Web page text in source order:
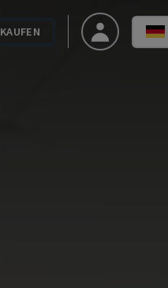
KAUFEN